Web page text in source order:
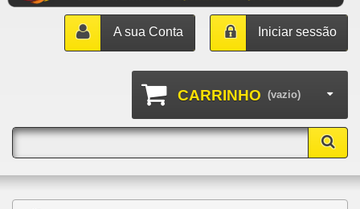
Iniciar sessão
A sua Conta
CARRINHO (vazio)